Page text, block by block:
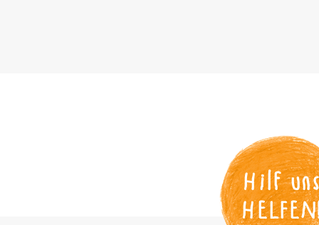
Hilf
HELFEN